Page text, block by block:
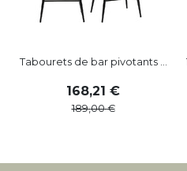
Tabourets de bar pivotants ...
168,21
189,00